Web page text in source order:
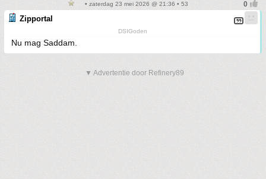
• zaterdag 23 mei 2026 @ 21:36 • 53
Zipportal
DSIGoden
Nu mag Saddam.
▼ Advertentie door Refinery89